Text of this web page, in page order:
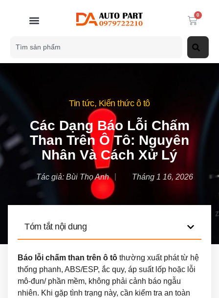
0
Tin tức, Kiến thức ô tô
Các Dạng Báo Lỗi Chấm
Than Trên Ô Tô: Nguyên
Nhân Và Cách Xử Lý
Tác giả:Bùi Thọ Anh Tháng 1 16, 2026
Tóm tắt nội dung
Báo lỗi chấm than trên ô tô thường xuất phát từ hệ
thống phanh, ABS/ESP, ắc quy, áp suất lốp hoặc lỗi
mô-đun/ phần mềm, không phải cảnh báo ngẫu
nhiên. Khi gặp tình trạng này, cần kiểm tra an toàn